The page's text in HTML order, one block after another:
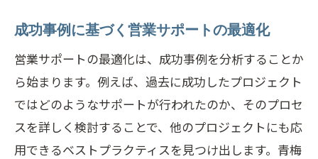
成功事例に基づく営業サポートの最適化
営業サポートの最適化は、成功事例を分析することか
ら始まります。例えば、過去に成功したプロジェクト
ではどのようなサポートが行われたのか、そのプロセ
スを詳しく検討することで、他のプロジェクトにも応
用できるベストプラクティスを見つけ出します。青梅